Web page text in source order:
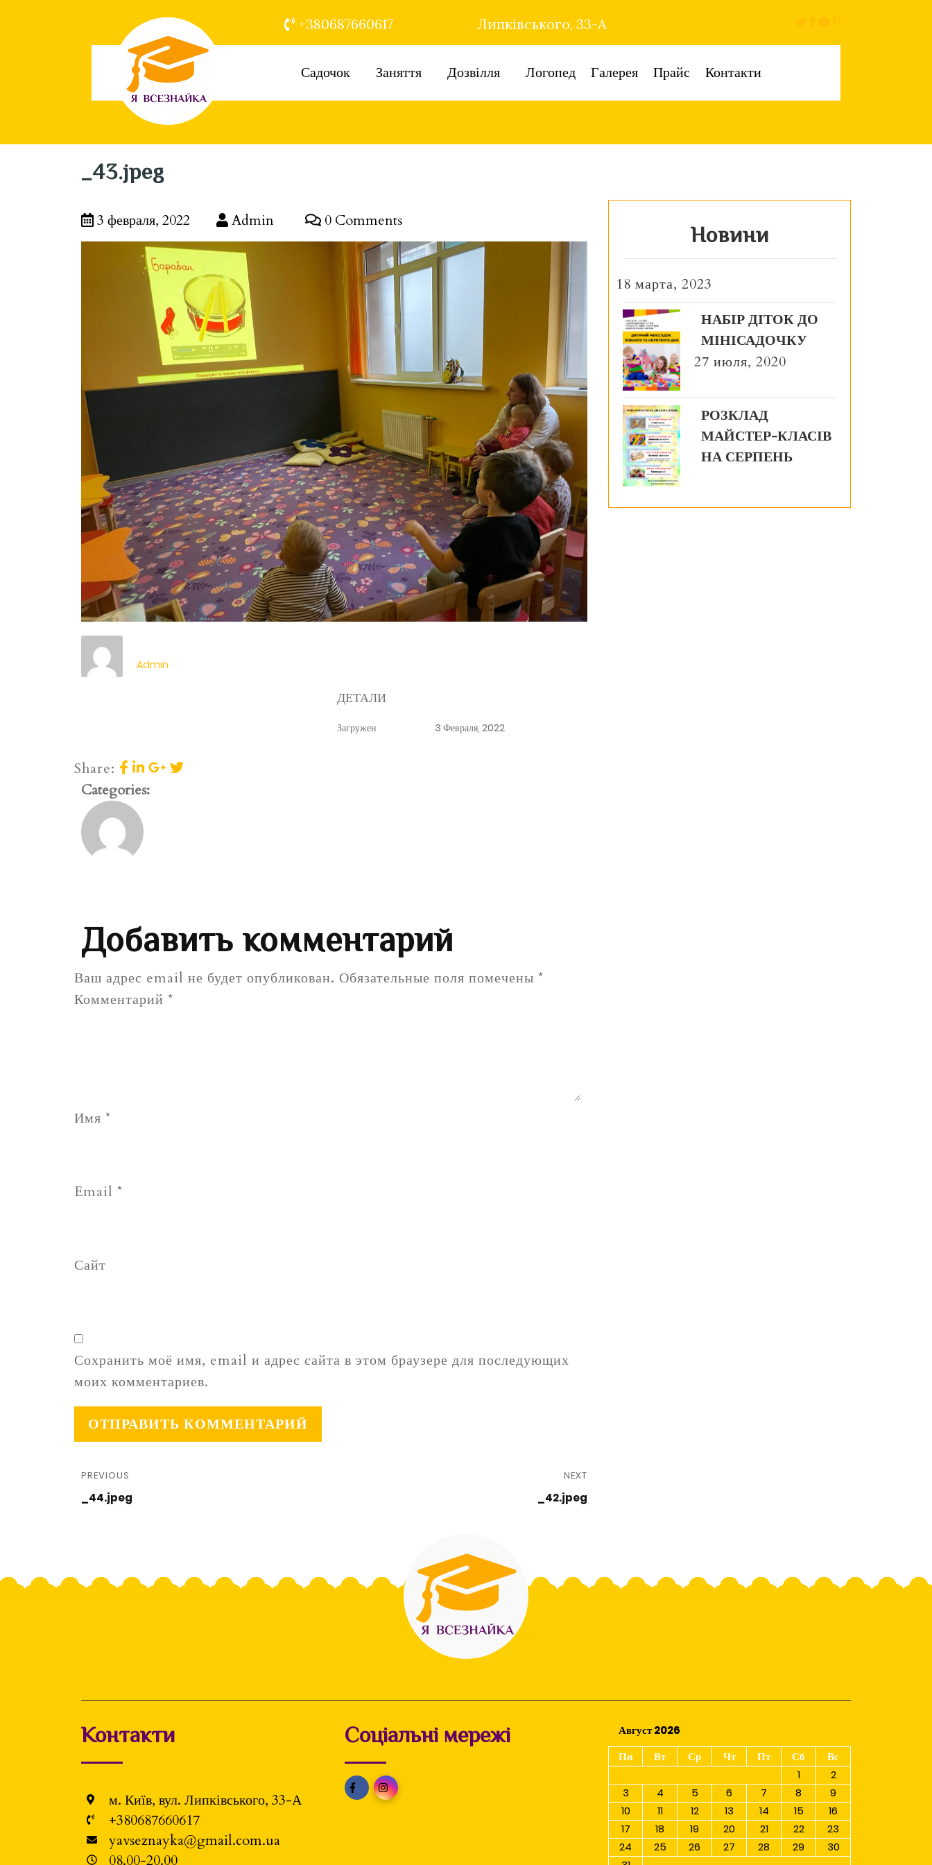
+380687660617 Липківського, 33-А
Садочок Заняття Дозвілля Логопед Галерея Прайс Контакти
_43.jpeg
3 февраля, 2022 Admin 0 Comments
Admin
ДЕТАЛИ
Загружен 3 Февраля, 2022
Share:
Categories:
Добавить комментарий
Ваш адрес email не будет опубликован. Обязательные поля помечены *
Комментарий *
Имя *
Email *
Сайт
Сохранить моё имя, email и адрес сайта в этом браузере для последующих
моих комментариев.
PREVIOUS
_44.jpeg
NEXT
_42.jpeg
Новини
18 марта, 2023
НАБІР ДІТОК ДО
МІНІСАДОЧКУ
27 июля, 2020
РОЗКЛАД
МАЙСТЕР-КЛАСІВ
НА СЕРПЕНЬ
Контакти
м. Київ, вул. Липківського, 33-А
+380687660617
yavseznayka@gmail.com.ua
08.00-20.00
Соціальні мережі
Август 2026
Пн
Вт Ср Чт Пт Сб
Вс
1
2
3
4 5 6 7 8
9
10
11 12 13 14 15
16
17
18 19 20 21 22
23
24
25 26 27 28 29
30